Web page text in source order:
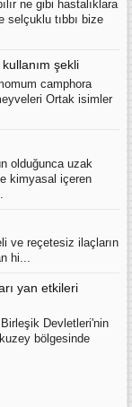
ne gibi hastalıklara
selçuklu tıbbı bize
şekli
camphora
Ortak isimler
olduğunca uzak
kimyasal içeren
ve reçetesiz ilaçların
hi...
yan etkileri
Devletleri'nin
bölgesinde